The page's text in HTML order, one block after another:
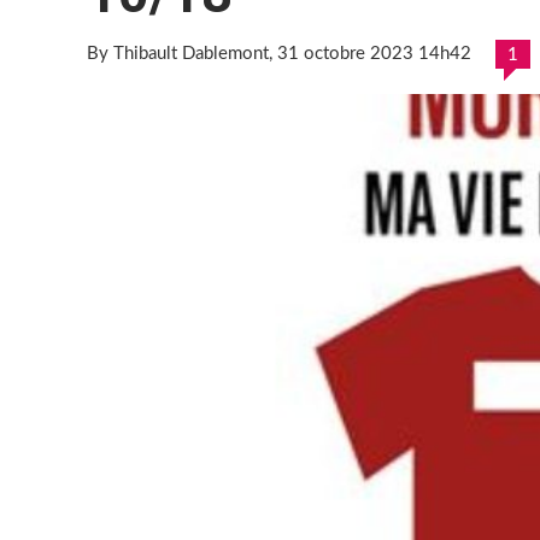
By Thibault Dablemont, 31 octobre 2023 14h42 1